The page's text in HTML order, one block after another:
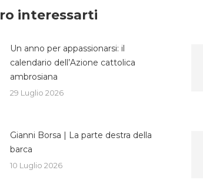
interessarti
Un anno per appassionarsi: il
calendario dell’Azione cattolica
ambrosiana
29 Luglio 2026
Gianni Borsa | La parte destra della
barca
10 Luglio 2026